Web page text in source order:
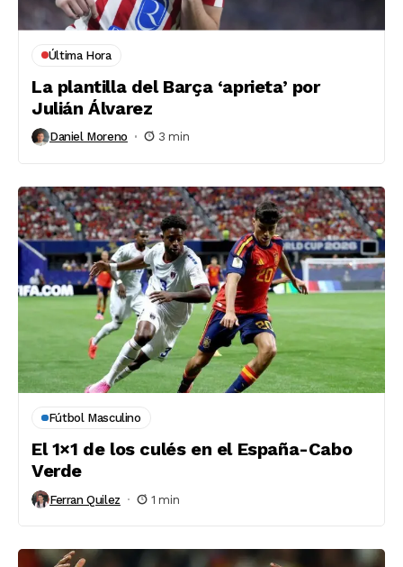
Última Hora
La plantilla del Barça ‘aprieta’ por
Julián Álvarez
Daniel Moreno 3 min
Fútbol Masculino
El 1×1 de los culés en el España-Cabo
Verde
Ferran Quilez 1 min